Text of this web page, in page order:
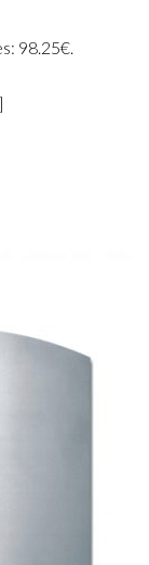
98.25€.